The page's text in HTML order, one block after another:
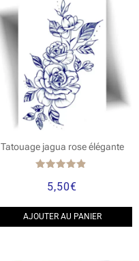
Tatouage jagua rose élégante
4.67
sur 5
5,50€
AJOUTER AU PANIER